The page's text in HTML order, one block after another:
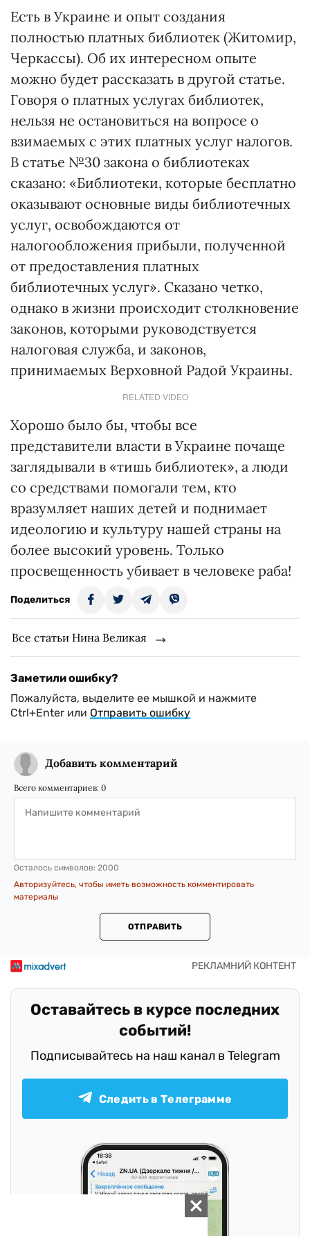
Есть в Украине и опыт создания
полностью платных библиотек (Житомир,
Черкассы). Об их интересном опыте
можно будет рассказать в другой статье.
Говоря о платных услугах библиотек,
нельзя не остановиться на вопросе о
взимаемых с этих платных услуг налогов.
В статье №30 закона о библиотеках
сказано: «Библиотеки, которые бесплатно
оказывают основные виды библиотечных
услуг, освобождаются от
налогообложения прибыли, полученной
от предоставления платных
библиотечных услуг». Сказано четко,
однако в жизни происходит столкновение
законов, которыми руководствуется
налоговая служба, и законов,
принимаемых Верховной Радой Украины.
RELATED VIDEO
Хорошо было бы, чтобы все
представители власти в Украине почаще
заглядывали в «тишь библиотек», а люди
со средствами помогали тем, кто
вразумляет наших детей и поднимает
идеологию и культуру нашей страны на
более высокий уровень. Только
просвещенность убивает в человеке раба!
Поделиться
Все статьи Нина Великая
Заметили ошибку?
Пожалуйста, выделите ее мышкой и нажмите
Ctrl+Enter или Отправить ошибку
Добавить комментарий
Всего комментариев: 0
Осталось символов: 2000
Авторизуйтесь, чтобы иметь возможность комментировать
материалы
ОТПРАВИТЬ
Оставайтесь в курсе последних
событий!
Подписывайтесь на наш канал в Telegram
Следить в Телеграмме